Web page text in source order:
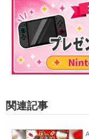
関連記事